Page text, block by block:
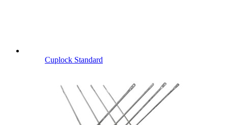
Cuplock Standard